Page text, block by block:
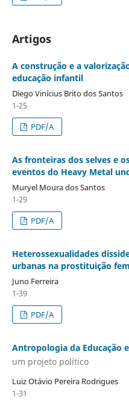
Artigos
A construção e a
educação infantil
Diego Vinícius Brito dos Santos
1-25
PDF/A
As fronteiras dos selves e
eventos do Heavy Metal
Muryel Moura dos Santos
1-29
PDF/A
Heterossexualidades
urbanas na prostituição
Juno Ferreira
1-39
PDF/A
Antropologia da Educação
um projeto político
Luiz Otávio Pereira Rodrigues
1-31